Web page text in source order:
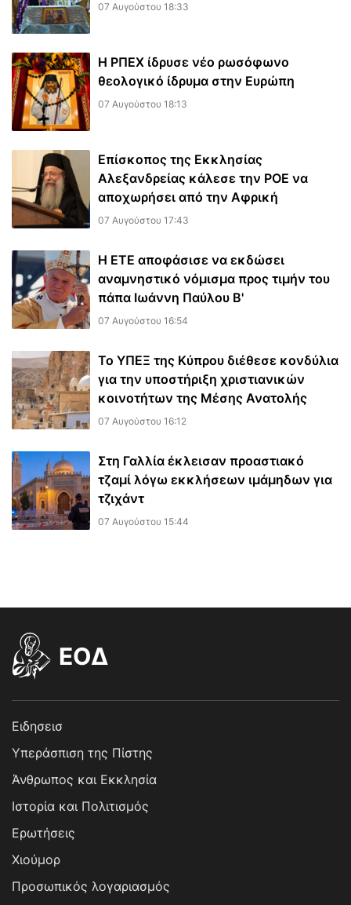
07 Αυγούστου 18:33
Η ΡΠΕΧ ίδρυσε νέο ρωσόφωνο
θεολογικό ίδρυμα στην Ευρώπη
07 Αυγούστου 18:13
Επίσκοπος της Εκκλησίας
Αλεξανδρείας κάλεσε την ΡΟΕ να
αποχωρήσει από την Αφρική
07 Αυγούστου 17:43
Η ΕΤΕ αποφάσισε να εκδώσει
αναμνηστικό νόμισμα προς τιμήν του
πάπα Ιωάννη Παύλου Β'
07 Αυγούστου 16:54
Το ΥΠΕΞ της Κύπρου διέθεσε κονδύλια
για την υποστήριξη χριστιανικών
κοινοτήτων της Μέσης Ανατολής
07 Αυγούστου 16:12
Στη Γαλλία έκλεισαν προαστιακό
τζαμί λόγω εκκλήσεων ιμάμηδων για
τζιχάντ
07 Αυγούστου 15:44
EOΔ
Ειδησεισ
Υπεράσπιση της Πίστης
Άνθρωπος και Εκκλησία
Ιστορία και Πολιτισμός
Ερωτήσεις
Χιούμορ
Προσωπικός λογαριασμός